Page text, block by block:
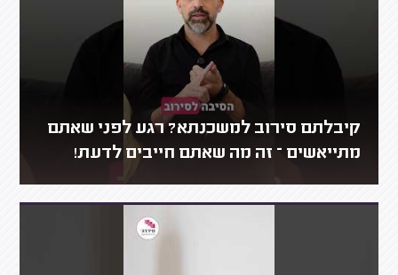
קיבלתם סירוב למשכנתא? רגע לפני שאתם
מתייאשים – זה מה שאתם חייבים לדעת!